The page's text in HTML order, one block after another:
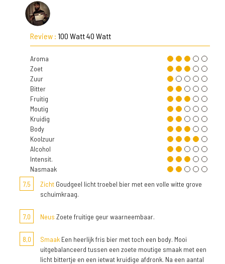
Review : 100 Watt 40 Watt
Aroma
Zoet
Zuur
Bitter
Fruitig
Moutig
Kruidig
Body
Koolzuur
Alcohol
Intensit.
Nasmaak
7,5
Zicht Goudgeel licht troebel bier met een volle witte grove
schuimkraag.
7,0 Neus Zoete fruitige geur waarneembaar.
8,0 Smaak Een heerlijk fris bier met toch een body. Mooi
uitgebalanceerd tussen een zoete moutige smaak met een
licht bittertje en een ietwat kruidige afdronk. Na een aantal